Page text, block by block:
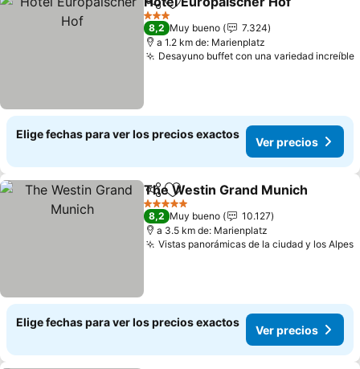
CompartirAgregar a favoritos
3 Estrellas
8,2 Muy bueno
7.324
a 1.2 km de: Marienplatz
Desayuno buffet con una variedad increíble
Elige fechas para ver los precios exactos
Ver precios
Compartir
Agregar a favoritos
The Westin Grand Munich
5 Estrellas
8,2 Muy bueno
10.127
a 3.5 km de: Marienplatz
Vistas panorámicas de la ciudad y los Alpes
Elige fechas para ver los precios exactos
Ver precios